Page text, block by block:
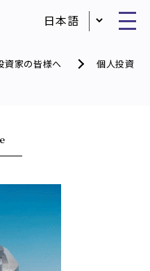
資家の皆様へ
個人投資